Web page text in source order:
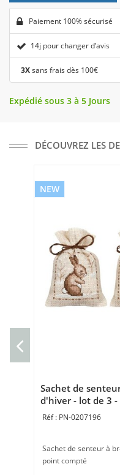
Paiement 100% sécurisé
14j pour changer d’avis
3Xsans frais dès 100€
Expédié sous 3 à 5 Jours
DÉCOUVREZ LES
NEW
Sachet de
d'hiver - lot de 3 -
PN-0207196
Sachet de senteur à
point compté